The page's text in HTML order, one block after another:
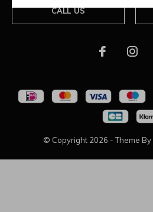
CALL US
© Copyright 2026 - Theme By